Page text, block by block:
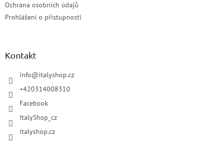
Ochrana osobních údajů
Prohlášení o přístupnosti
Kontakt
info@italyshop.cz
+420314008310
Facebook
ItalyShop_cz
italyshop.cz